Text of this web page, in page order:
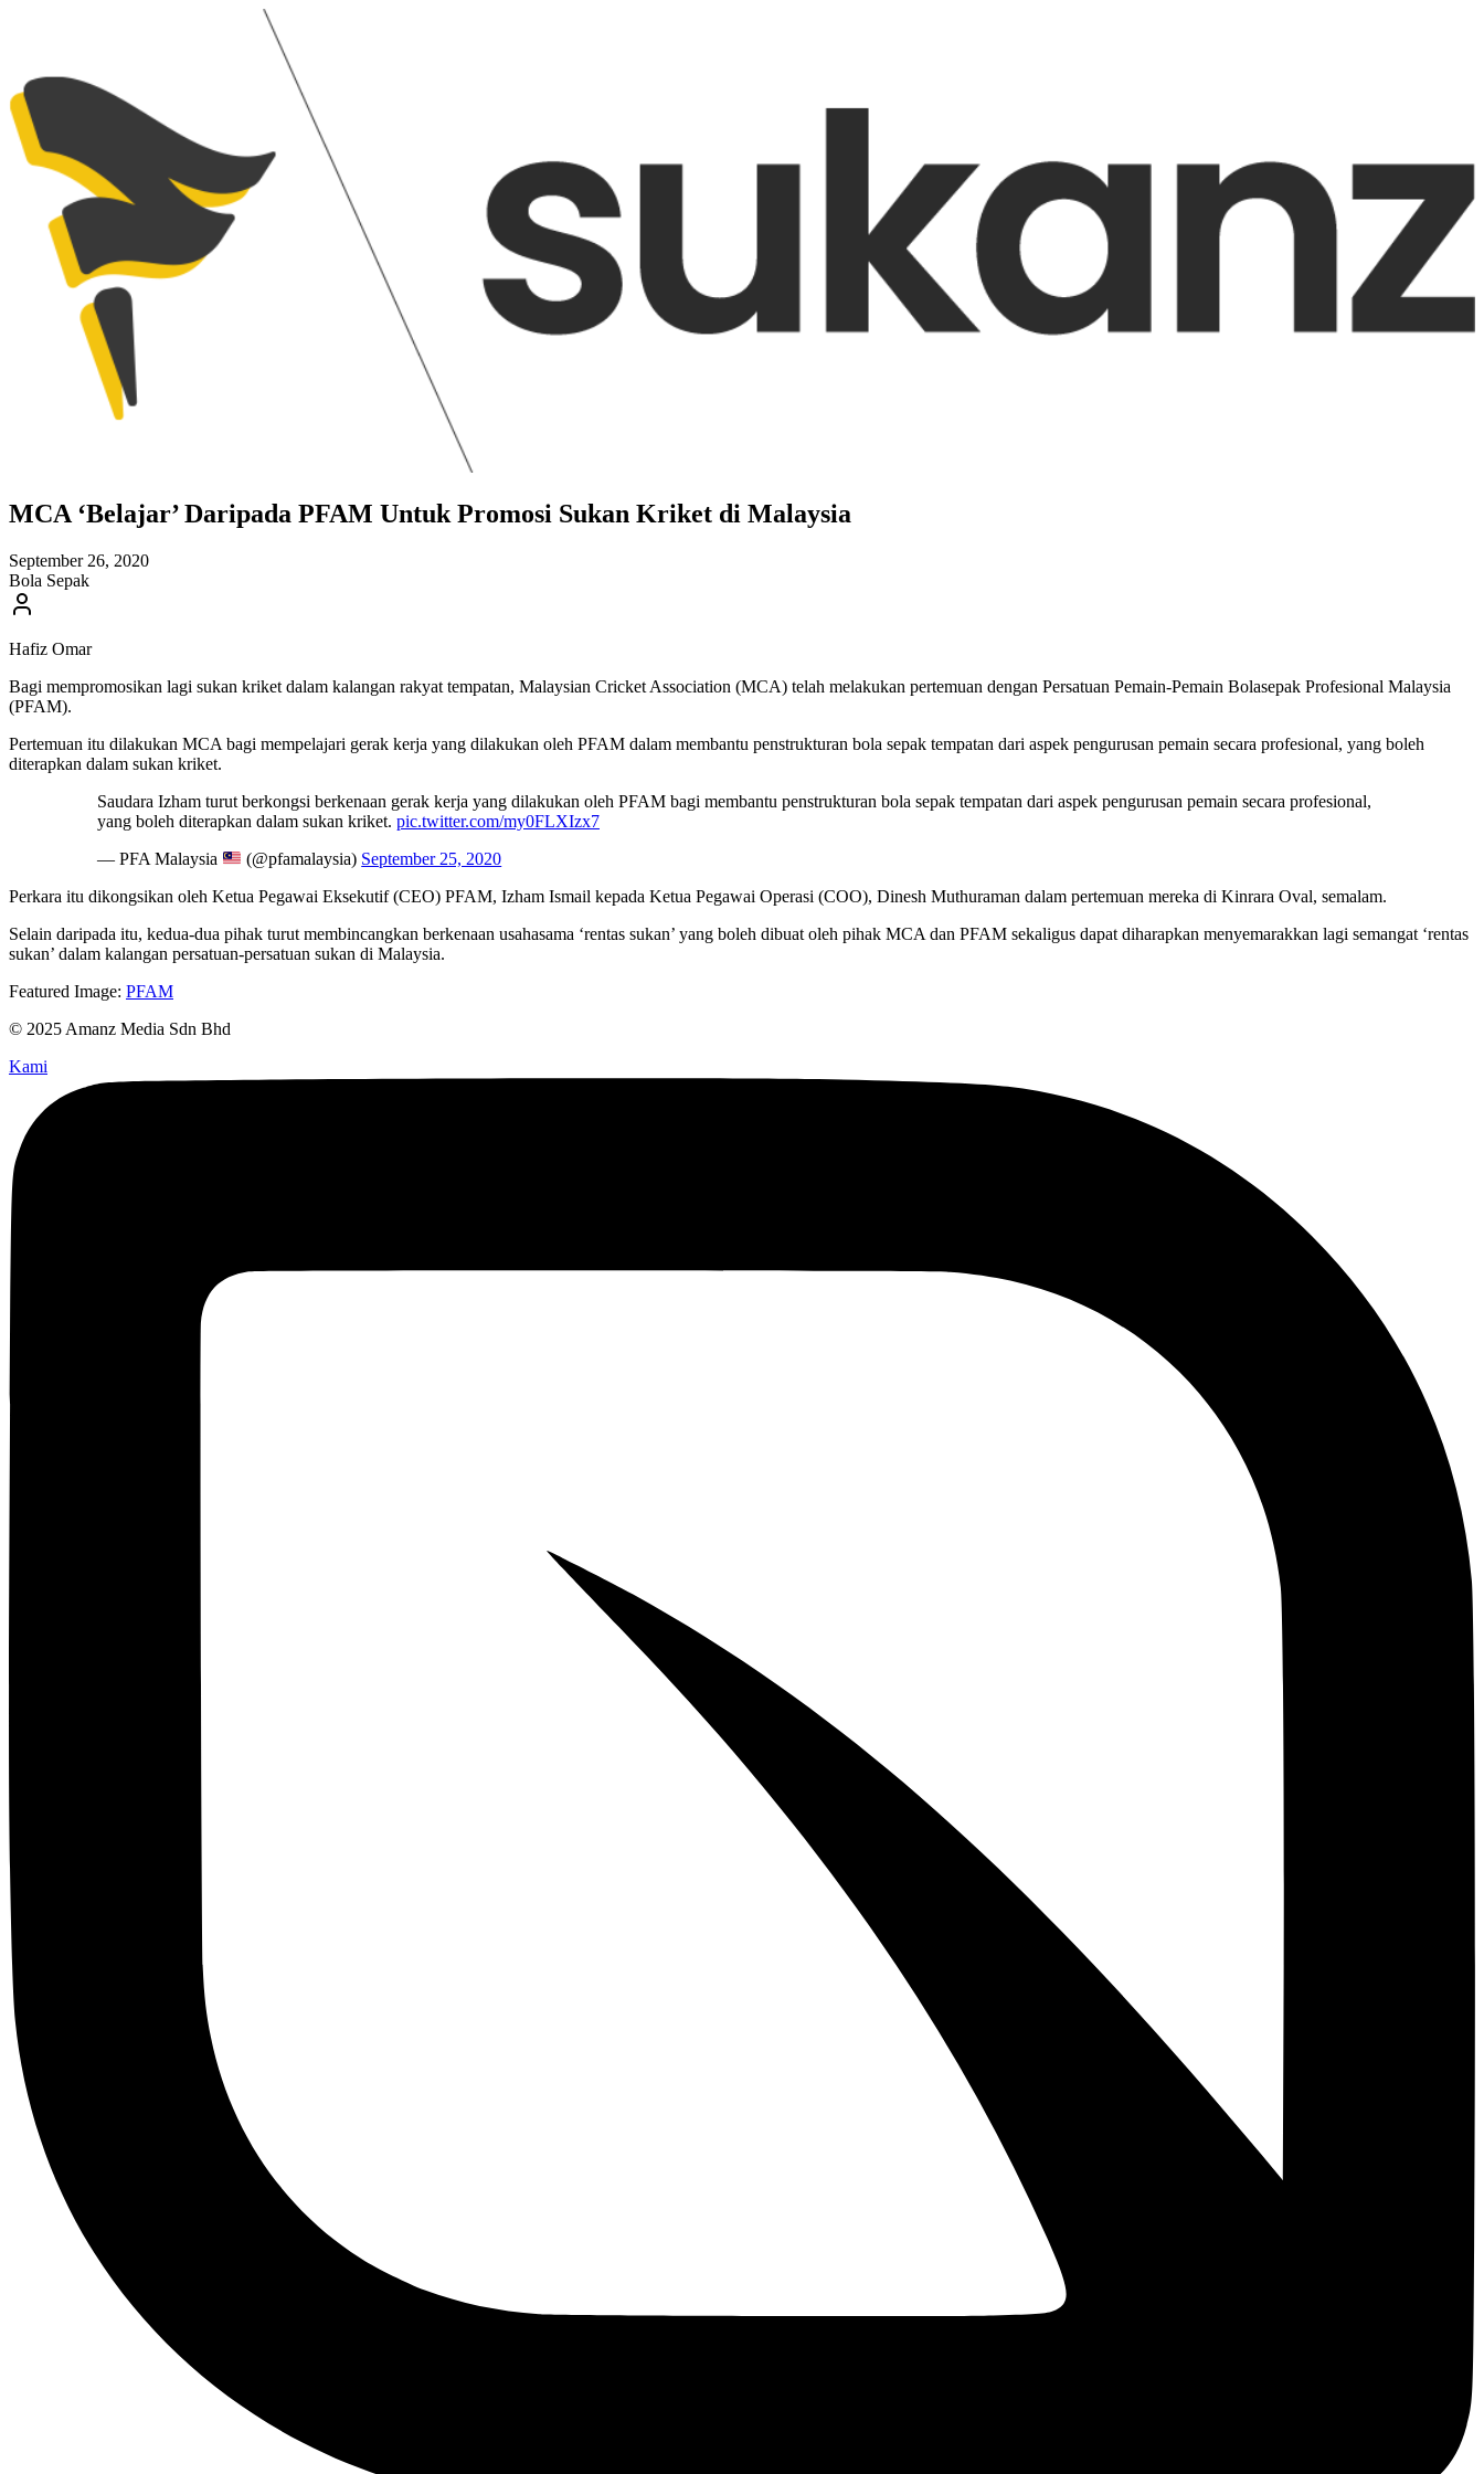
MCA ‘Belajar’ Daripada PFAM Untuk Promosi Sukan Kriket di Malaysia
September 26, 2020
Bola Sepak
Hafiz Omar
Bagi mempromosikan lagi sukan kriket dalam kalangan rakyat tempatan, Malaysian Cricket Association (MCA) telah melakukan pertemuan dengan Persatuan Pemain-Pemain Bolasepak Profesional Malaysia
(PFAM).
Pertemuan itu dilakukan MCA bagi mempelajari gerak kerja yang dilakukan oleh PFAM dalam membantu penstrukturan bola sepak tempatan dari aspek pengurusan pemain secara profesional, yang boleh
diterapkan dalam sukan kriket.
Saudara Izham turut berkongsi berkenaan gerak kerja yang dilakukan oleh PFAM bagi membantu penstrukturan bola sepak tempatan dari aspek pengurusan pemain secara profesional,
yang boleh diterapkan dalam sukan kriket. pic.twitter.com/my0FLXIzx7
— PFA Malaysia (@pfamalaysia) September 25, 2020
Perkara itu dikongsikan oleh Ketua Pegawai Eksekutif (CEO) PFAM, Izham Ismail kepada Ketua Pegawai Operasi (COO), Dinesh Muthuraman dalam pertemuan mereka di Kinrara Oval, semalam.
Selain daripada itu, kedua-dua pihak turut membincangkan berkenaan usahasama ‘rentas sukan’ yang boleh dibuat oleh pihak MCA dan PFAM sekaligus dapat diharapkan menyemarakkan lagi semangat ‘rentas
sukan’ dalam kalangan persatuan-persatuan sukan di Malaysia.
Featured Image: PFAM
© 2025 Amanz Media Sdn Bhd
Kami